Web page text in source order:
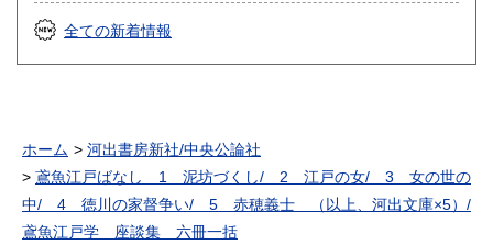
ライズ・ビニース」 インタビュー／宮本浩次（エレファン
トカシマシ） 明日に向かって歩け・23／ほか）
っぽんキキカイカイ 家電リサイクル法施行前夜／ほか （記
事 松井秀喜ＶＳ大友康平 シーズンオフ恒例対談／本誌・
ツチノコ捜索隊が行く・4／超一流大リーガーが語ったイチロ
よし 連作クルマバカマンガ・2 キャブレターズ／宮本浩次
（エレファントカシマシ） 明日に向かって歩け・22／ほ
か）
全ての新着情報
ホーム
河出書房新社/中央公論社
鳶魚江戸ばなし 1 泥坊づくし/ 2 江戸の女/ 3 女の世の
中/ 4 徳川の家督争い/ 5 赤穂義士 （以上、河出文庫×5）/
鳶魚江戸学 座談集 六冊一括